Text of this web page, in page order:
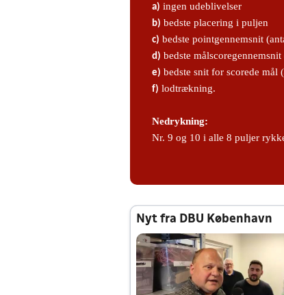
a) ingen udeblivelser
b) bedste placering i puljen
c) bedste pointgennemsnit
d) bedste
e) bedste snit for scorede mål
f) lodtrækning.
Nedrykning:
Nr. 9 og 10 i alle 8 puljer
Nyt fra DBU København